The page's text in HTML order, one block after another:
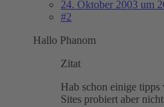
24. Oktober 2003 um
#2
Hallo Phanom
Zitat
Hab schon einige
Sites probiert aber